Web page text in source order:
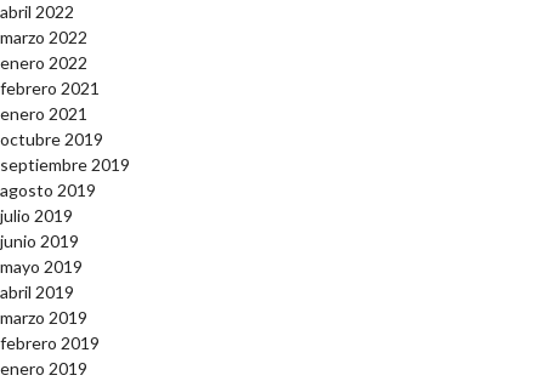
abril 2022
marzo 2022
enero 2022
febrero 2021
enero 2021
octubre 2019
septiembre 2019
agosto 2019
julio 2019
junio 2019
mayo 2019
abril 2019
marzo 2019
febrero 2019
enero 2019